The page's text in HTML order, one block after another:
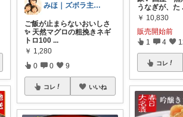
みほ｜ズボラ主婦の暮らしROOM
ご飯が止まらないおいしさ
✨ 天然マグロの粗挽きネギ
トロ100 ...
￥ 1,280
0 0 9
コレ いいね
うなぎが、た
￥ 10,830
販売開始前
1 4
コレ